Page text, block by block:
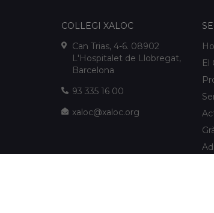
COL·LEGI XALOC
Can Trias, 4-6. 08902
L'Hospitalet de Llobregat,
Barcelona
93 335 16 00
xaloc@xaloc.org
El